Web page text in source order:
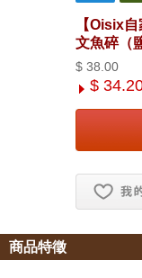
【Oisix
文魚碎（
$ 38.00
$
商品特徵